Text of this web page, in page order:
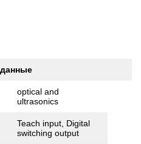
optical and
ultrasonics
Teach input, Digital
switching output